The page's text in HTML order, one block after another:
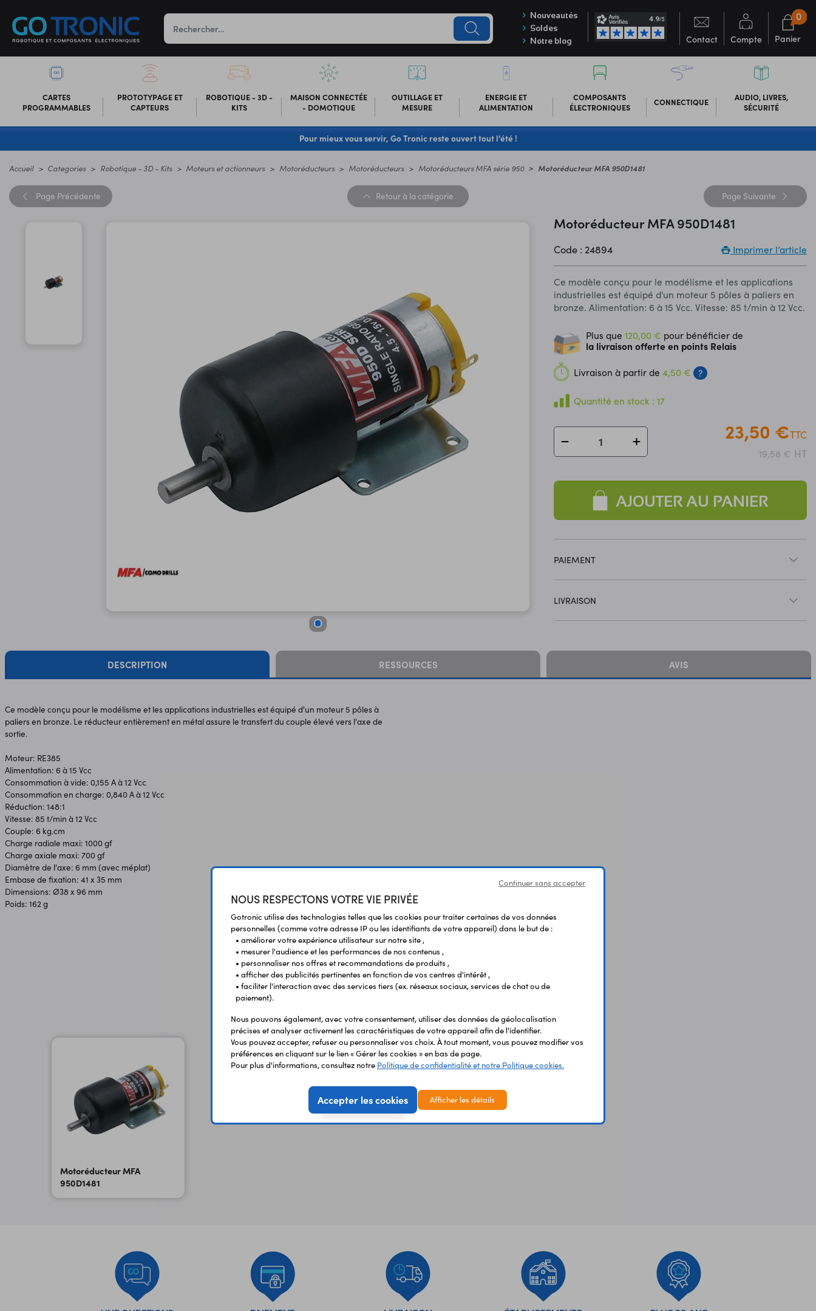
Nouveautés
Soldes
Notre blog
Contact Compte Panier
0
CARTES
PROGRAMMABLES
PROTOTYPAGE ET
CAPTEURS
ROBOTIQUE - 3D -
KITS
MAISON CONNECTÉE
- DOMOTIQUE
OUTILLAGE ET
MESURE
ENERGIE ET
ALIMENTATION
COMPOSANTS
ÉLECTRONIQUES
CONNECTIQUE
AUDIO, LIVRES,
SÉCURITÉ
Pour mieux vous servir, Go Tronic reste ouvert tout l'été !
Accueil Categories Robotique - 3D - Kits Moteurs et actionneurs Motoréducteurs Motoréducteurs Motoréducteurs MFA série 950 Motoréducteur MFA 950D1481
Page Précédente Retour à la catégorie Page Suivante
Motoréducteur MFA 950D1481
Code : 24894 Imprimer l’article
Ce modèle conçu pour le modélisme et les applications
industrielles est équipé d'un moteur 5 pôles à paliers en
bronze. Alimentation: 6 à 15 Vcc. Vitesse: 85 t/min à 12 Vcc.
Plus que120,00 € pour bénéficier de
la livraison offerte en points Relais
Livraison à partir de4,50 € ?
Quantité en stock : 17
23,50 €TTC
19,58 € HT
AJOUTER AU PANIER
PAIEMENT
LIVRAISON
DESCRIPTION RESSOURCES AVIS
Ce modèle conçu pour le modélisme et les applications industrielles est équipé d'un moteur 5 pôles à
paliers en bronze. Le réducteur entièrement en métal assure le transfert du couple élevé vers l'axe de
sortie.
Moteur: RE385
Alimentation: 6 à 15 Vcc
Consommation à vide: 0,155 A à 12 Vcc
Consommation en charge: 0,840 A à 12 Vcc
Réduction: 148:1
Vitesse: 85 t/min à 12 Vcc
Couple: 6 kg.cm
Charge radiale maxi: 1000 gf
Charge axiale maxi: 700 gf
Diamètre de l'axe: 6 mm (avec méplat)
Embase de fixation: 41 x 35 mm
Dimensions: Ø38 x 96 mm
Poids: 162 g
Vous avez déja consulté
Motoréducteur MFA
950D1481
Continuer sans accepter
NOUS RESPECTONS VOTRE VIE PRIVÉE
Gotronic utilise des technologies telles que les cookies pour traiter certaines de vos données
personnelles (comme votre adresse IP ou les identifiants de votre appareil) dans le but de :
• améliorer votre expérience utilisateur sur notre site ,
• mesurer l'audience et les performances de nos contenus ,
• personnaliser nos offres et recommandations de produits ,
• afficher des publicités pertinentes en fonction de vos centres d'intérêt ,
• faciliter l'interaction avec des services tiers (ex. réseaux sociaux, services de chat ou de
paiement).
Nous pouvons également, avec votre consentement, utiliser des données de géolocalisation
précises et analyser activement les caractéristiques de votre appareil afin de l'identifier.
Vous pouvez accepter, refuser ou personnaliser vos choix. À tout moment, vous pouvez modifier vos
préférences en cliquant sur le lien « Gérer les cookies » en bas de page.
Pour plus d'informations, consultez notre Politique de confidentialité et notre Politique cookies.
Accepter les cookies Afficher les détails